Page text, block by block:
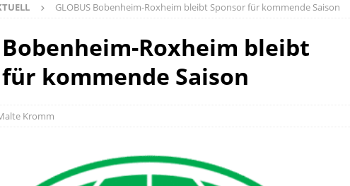
GLOBUS Bobenheim-Roxheim bleibt Sponsor für kommende Saison
Bobenheim-Roxheim bleibt
kommende Saison
Kromm